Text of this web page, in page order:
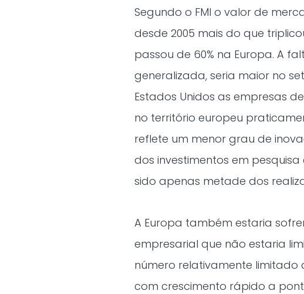
Segundo o FMI o valor de
desde 2005 mais do que
passou de 60% na Europa. A
generalizada, seria maior no
Estados Unidos as empresas
no território europeu
reflete um menor grau de
dos investimentos em
sido apenas metade dos
A Europa também estaria
empresarial que não estaria
número relativamente
com crescimento rápido a